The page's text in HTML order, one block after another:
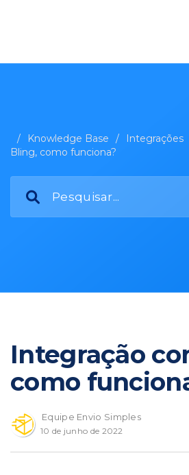
/ Knowledge Base / Integrações
Bling, como funciona?
Integração
como
Equipe Envio Simples
10 de junho de 2022